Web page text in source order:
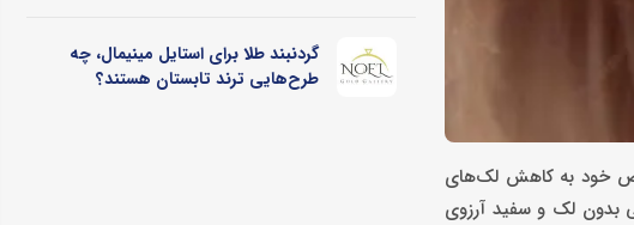
خود به کاهش لک‌های
بدون لک و سفید آرزوی
گردنبند طلا برای استایل مینیمال، چه
طرح‌هایی ترند تابستان هستند؟